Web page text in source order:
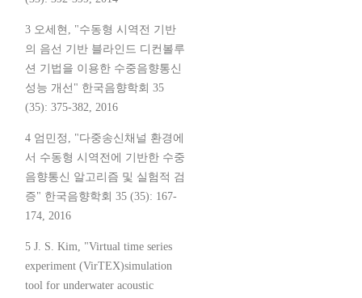
3 오세현, "수동형 시역전 기반
의 음선 기반 블라인드 디컨볼루
션 기법을 이용한 수중음향통신
성능 개선" 한국음향학회 35
(35): 375-382, 2016
4 엄민정, "다중송신채널 환경에
서 수동형 시역전에 기반한 수중
음향통신 알고리즘 및 실험적 검
증" 한국음향학회 35 (35): 167-
174, 2016
5 J. S. Kim, "Virtual time series
experiment (VirTEX)simulation
tool for underwater acoustic